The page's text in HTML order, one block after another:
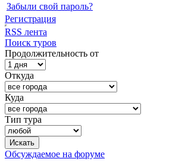
Забыли свой пароль?
Регистрация
RSS лента
Поиск туров
Продолжительность от
Откуда
Куда
Тип тура
Обсуждаемое на форуме